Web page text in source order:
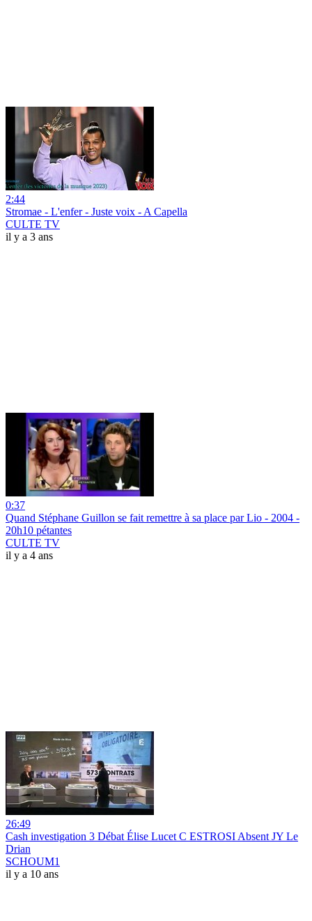
2:44
Stromae - L'enfer - Juste voix - A Capella
CULTE TV
il y a 3 ans
0:37
Quand Stéphane Guillon se fait remettre à sa place par Lio - 2004 -
20h10 pétantes
CULTE TV
il y a 4 ans
26:49
Cash investigation 3 Débat Élise Lucet C ESTROSI Absent JY Le
Drian
SCHOUM1
il y a 10 ans